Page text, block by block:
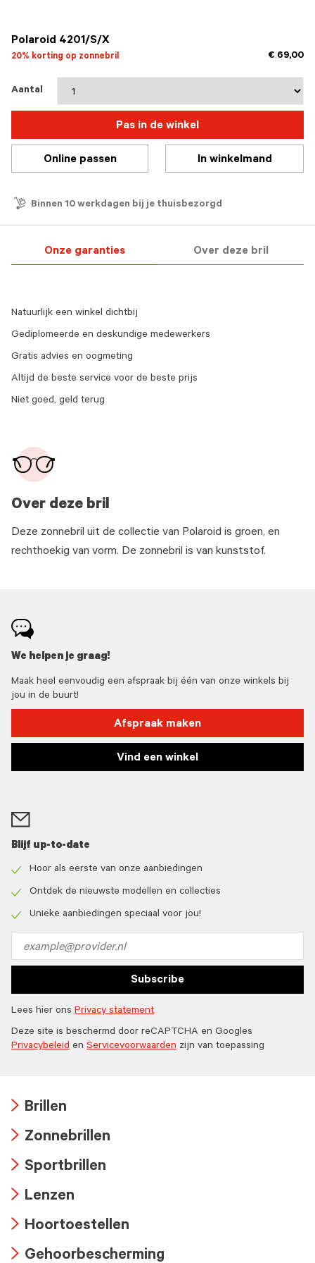
Polaroid 4201/S/X
20% korting op zonnebril € 69,00
Aantal
Pas in de winkel
Online passen In winkelmand
Binnen 10 werkdagen bij je thuisbezorgd
Onze garanties Over deze bril
Over deze bril
Deze zonnebril uit de collectie van Polaroid is groen, en
rechthoekig van vorm. De zonnebril is van kunststof.
Natuurlijk een winkel dichtbij
Gediplomeerde en deskundige medewerkers
Gratis advies en oogmeting
Altijd de beste service voor de beste prijs
Niet goed, geld terug
We helpen je graag!
Maak heel eenvoudig een afspraak bij één van onze winkels bij
jou in de buurt!
Afspraak maken
Vind een winkel
Blijf up-to-date
icon
Hoor als eerste van onze aanbiedingen
icon
Ontdek de nieuwste modellen en collecties
Unieke aanbiedingen speciaal voor jou!
address
Subscribe
Lees hier ons Privacy statement
Deze site is beschermd door reCAPTCHA en Googles
Privacybeleid en Servicevoorwaarden zijn van toepassing
icon
Brillen
icon
Zonnebrillen
icon
Sportbrillen
icon
Lenzen
icon
Hoortoestellen
Gehoorbescherming